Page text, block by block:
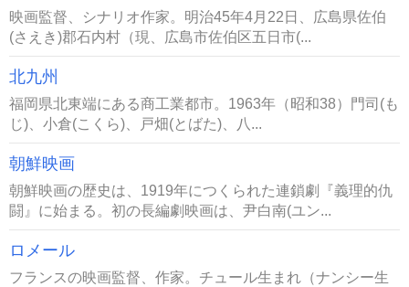
映画監督、シナリオ作家。明治45年4月22日、広島県佐伯
(さえき)郡石内村（現、広島市佐伯区五日市(...
北九州
福岡県北東端にある商工業都市。1963年（昭和38）門司(も
じ)、小倉(こくら)、戸畑(とばた)、八...
朝鮮映画
朝鮮映画の歴史は、1919年につくられた連鎖劇『義理的仇
闘』に始まる。初の長編劇映画は、尹白南(ユン...
ロメール
フランスの映画監督、作家。チュール生まれ（ナンシー生